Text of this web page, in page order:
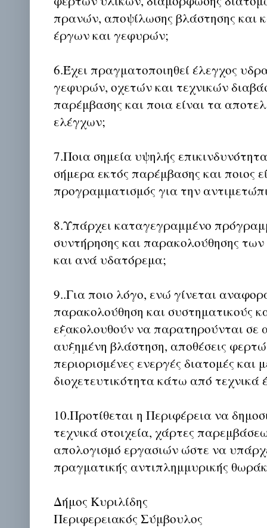
πρανών, αποψίλωσης βλάστησης και
έργων και γεφυρών;
6.Έχει πραγματοποιηθεί έλεγχος
γεφυρών, οχετών και τεχνικών
παρέμβασης και ποια είναι τα
ελέγχων;
7.Ποια σημεία υψηλής
σήμερα εκτός παρέμβασης και ποιος
προγραμματισμός για την
8.Υπάρχει καταγεγραμμένο
συντήρησης και παρακολούθησης
και ανά υδατόρεμα;
9..Για ποιο λόγο, ενώ γίνεται
παρακολούθηση και συστηματικούς
εξακολουθούν να παρατηρούνται σε
αυξημένη βλάστηση, αποθέσεις
περιορισμένες ενεργές διατομές και
διοχετευτικότητα κάτω από τεχνικά
10.Προτίθεται η Περιφέρεια να
τεχνικά στοιχεία, χάρτες
απολογισμό εργασιών ώστε να
πραγματικής αντιπλημμυρικής
Δήμος Κυριλίδης
Περιφερειακός Σύμβουλος